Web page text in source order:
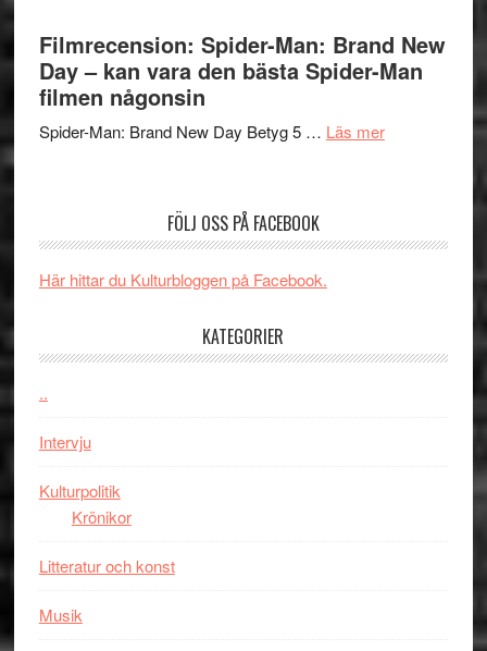
om
människans
Vegas
i
Filmrecension: Spider-Man: Brand New
Day – kan vara den bästa Spider-Man
filmen någonsin
Spider-Man: Brand New Day Betyg 5 … Läs merom
vara
FÖLJ OSS PÅ FACEBOOK
Här hittar du Kulturbloggen på Facebook.
KATEGORIER
..
Intervju
Kulturpolitik
Krönikor
Litteratur och konst
Musik